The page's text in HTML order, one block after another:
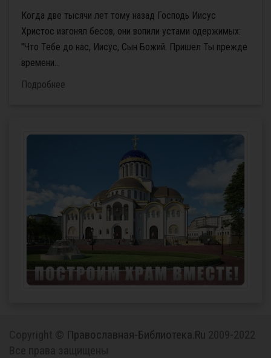
Когда две тысячи лет тому назад Господь Иисус
Христос изгонял бесов, они вопили устами одержимых:
"Что Тебе до нас, Иисус, Сын Божий. Пришел Ты прежде
времени...
Подробнее
Православная-Библиотека.Ru